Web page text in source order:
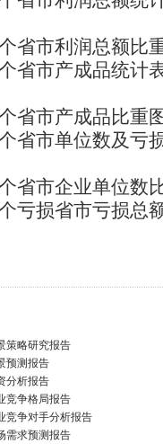
省市利润总额比
省市产成品统计
省市产成品比重
省市单位数及亏
省市企业单位数
亏损省市亏损总
策略研究报告
预测报告
分析报告
竞争格局报告
竞争对手分析报告
需求预测报告